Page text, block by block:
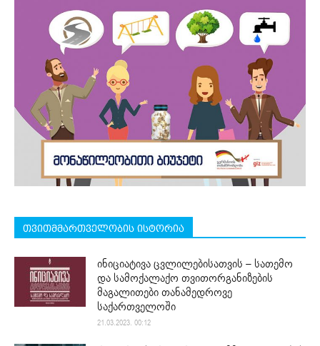
თვითმმართველობის ისტორია
ინიციატივა ცვლილებისათვის – სათემო
და სამოქალაქო თვითორგანიზების
მაგალითები თანამედროვე
საქართველოში
21.03.2023. 00:12